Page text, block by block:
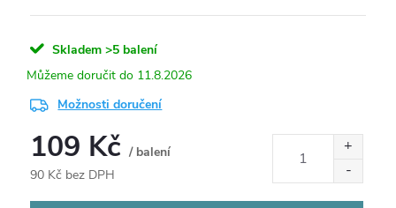
Skladem >5 balení
11.8.2026
Možnosti doručení
109 Kč/ balení
90 Kč bez DPH